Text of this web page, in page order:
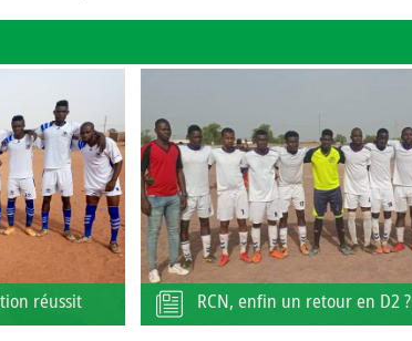
réussit RCN, enfin un retour en D2 ?